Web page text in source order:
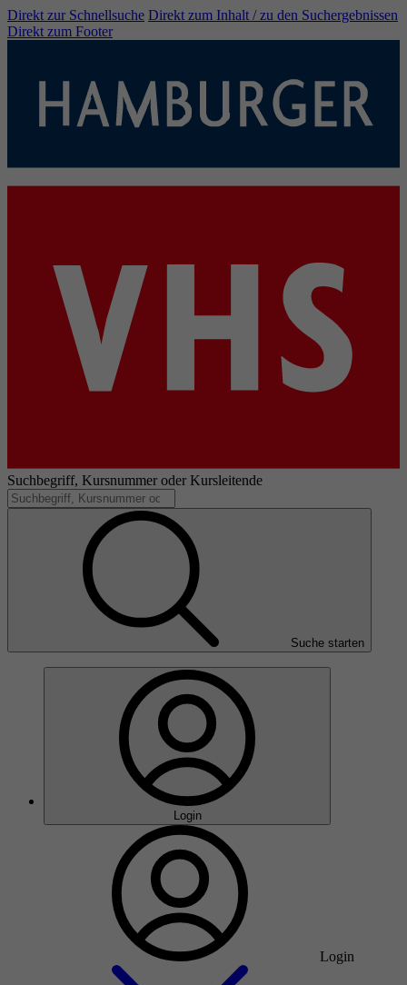
Direkt zur Schnellsuche Direkt zum Inhalt / zu den Suchergebnissen
Direkt zum Footer
Suchbegriff, Kursnummer oder Kursleitende
Suche starten
Login
Login